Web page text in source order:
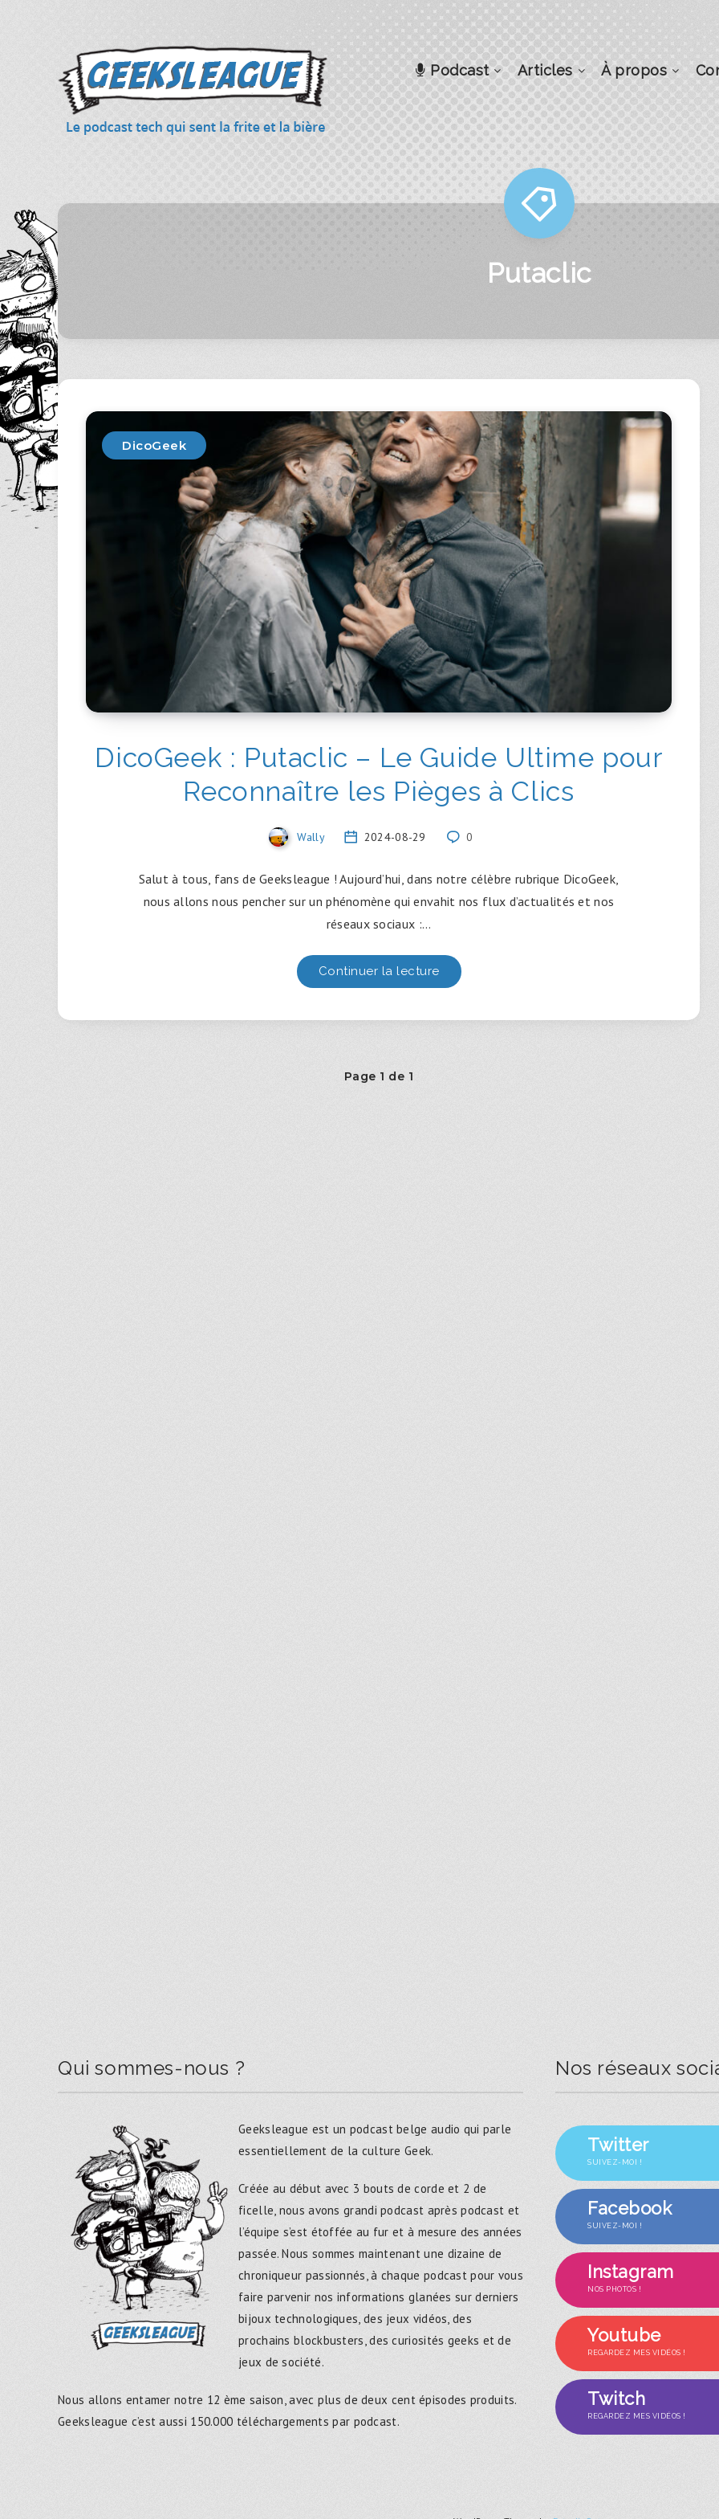
Podcast Articles À propos
Putaclic
DicoGeek
DicoGeek : Putaclic – Le Guide Ultime pour
Reconnaître les Pièges à Clics
Wally 2024-08-29 0
Salut à tous, fans de Geeksleague ! Aujourd’hui, dans notre célèbre rubrique DicoGeek,
nous allons nous pencher sur un phénomène qui envahit nos flux d’actualités et nos
réseaux sociaux :…
Continuer la lecture
Page 1 de 1
Qui sommes-nous ?
Geeksleague est un podcast belge audio qui parle
essentiellement de la culture Geek.
Créée au début avec 3 bouts de corde et 2 de
ficelle, nous avons grandi podcast après podcast et
l’équipe s’est étoffée au fur et à mesure des années
passée. Nous sommes maintenant une dizaine de
chroniqueur passionnés, à chaque podcast pour vous
faire parvenir nos informations glanées sur derniers
bijoux technologiques, des jeux vidéos, des
prochains blockbusters, des curiosités geeks et de
jeux de société.
Nous allons entamer notre 12 ème saison, avec plus de deux cent épisodes produits.
Geeksleague c’est aussi 150.000 téléchargements par podcast.
Nos réseaux
Twitter
SUIVEZ-MOI !
Facebook
SUIVEZ-MOI !
Instagram
NOS PHOTOS !
Youtube
REGARDEZ MES VIDÉOS !
Twitch
REGARDEZ MES VIDÉOS !